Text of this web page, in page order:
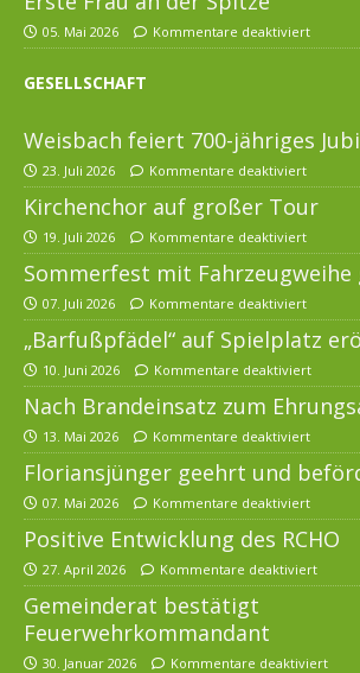
05. Mai 2026 Kommentare deaktiviert
GESELLSCHAFT
Weisbach feiert 700-jähriges
23. Juli 2026 Kommentare deaktiviert
Kirchenchor auf großer Tour
19. Juli 2026 Kommentare deaktiviert
Sommerfest mit
07. Juli 2026 Kommentare deaktiviert
„Barfußpfädel“ auf Spielplatz
10. Juni 2026 Kommentare deaktiviert
Nach Brandeinsatz zum
13. Mai 2026 Kommentare deaktiviert
Floriansjünger geehrt und
07. Mai 2026 Kommentare deaktiviert
Positive Entwicklung des RCHO
27. April 2026 Kommentare deaktiviert
Gemeinderat bestätigt
Feuerwehrkommandant
30. Januar 2026 Kommentare deaktiviert